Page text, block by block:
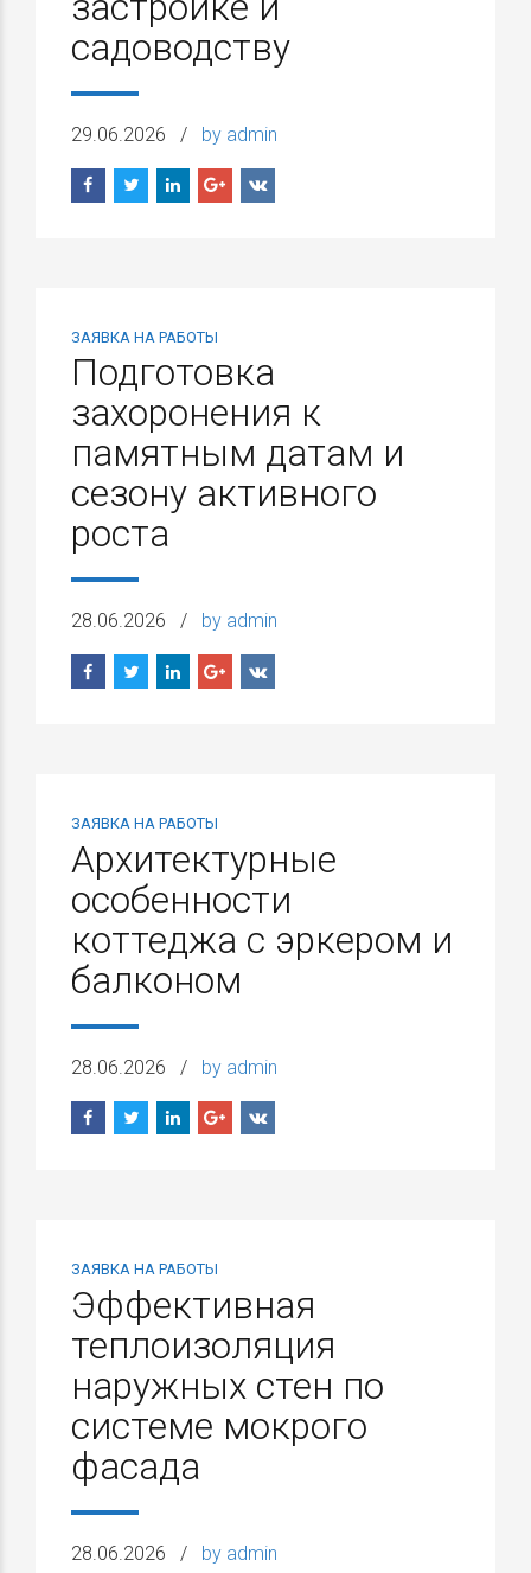
садоводству
29.06.2026 by admin
ЗАЯВКА НА РАБОТЫ
Подготовка
захоронения к
памятным датам и
сезону активного
роста
28.06.2026 by admin
ЗАЯВКА НА РАБОТЫ
Архитектурные
особенности
коттеджа с эркером и
балконом
28.06.2026 by admin
ЗАЯВКА НА РАБОТЫ
Эффективная
теплоизоляция
наружных стен по
системе мокрого
фасада
28.06.2026 by admin